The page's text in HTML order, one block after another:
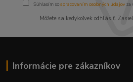
Súhlasím sospracovaním osobných údajov za
Môžete sa kedykoľvek odhlásiť.
Informácie pre zákazníkov